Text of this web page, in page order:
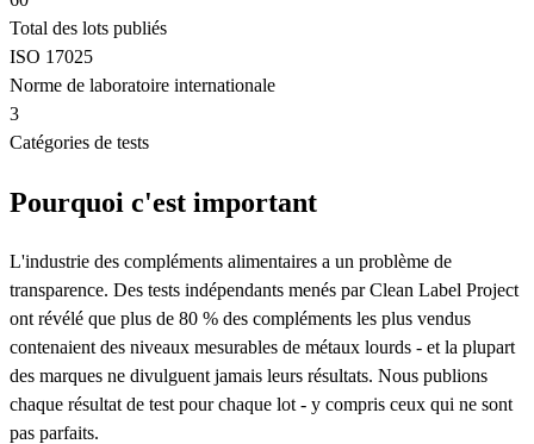
Total des lots publiés
ISO 17025
Norme de laboratoire internationale
3
Catégories de tests
Pourquoi c'est important
L'industrie des compléments alimentaires a un problème de
transparence. Des tests indépendants menés par Clean Label Project
ont révélé que plus de 80 % des compléments les plus vendus
contenaient des niveaux mesurables de métaux lourds - et la plupart
des marques ne divulguent jamais leurs résultats. Nous publions
chaque résultat de test pour chaque lot - y compris ceux qui ne sont
pas parfaits.